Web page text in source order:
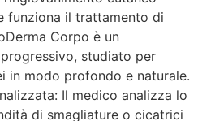
funziona il trattamento di
Corpo è un
studiato per
in modo profondo e naturale.
Il medico analizza lo
di smagliature o cicatrici